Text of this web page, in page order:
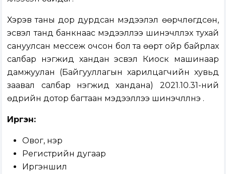
Хэрэв таны дор дурдсан мэдээлэл өөрчлөгдсөн,
эсвэл танд банкнаас мэдээллээ шинэчлүүлэх тухай
сануулсан мессеж очсон бол та өөрт ойр байрлах
салбар нэгжид хандан эсвэл Киоск машинаар
дамжуулан (Байгууллагын харилцагчийн хувьд
заавал салбар нэгжид хандана) 2021.10.31-ний
өдрийн дотор багтаан мэдээллээ шинэчлүүлнэ үү.
Иргэн:
Овог, нэр
Регистрийн дугаар
Иргэншил